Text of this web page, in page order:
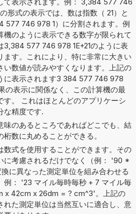
形式の表示では、数は指数（ 21）と
577 746 978 1）に分割されます。例
機のように表示できる数字が限られて
3,384 577 746 978 1E+21のように表
ます。これにより、特に非常に大きい
い数値が読みやすくなります。上記の
に表示されます3 384 577 746 978
の表示に関係なく、この計算機の最
す。 これはほとんどのアプリケーシ
な精度です.
味のあるところであればどこでも、結
数に丸めることができる。
数式を使用することができます。その
に考慮されるだけでなく（例： '90 *
に異なった測定単位を組み合わせる
例： '23 マイル毎時毎秒 + 7 マイル毎
x 42cm x 26dm = ? cm^3'。上記の
れた測定単位は当然互いに適合し、意